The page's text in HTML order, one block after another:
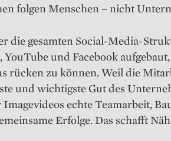
folgen Menschen – nicht
die gesamten Social-Media-
und Facebook
rücken zu können. Weil die
und wichtigste Gut des
echte Teamarbeit,
Erfolge. Das schafft